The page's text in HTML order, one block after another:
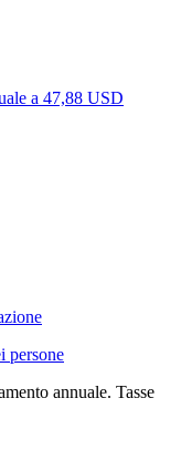
a 47,88 USD
persone
annuale. Tasse